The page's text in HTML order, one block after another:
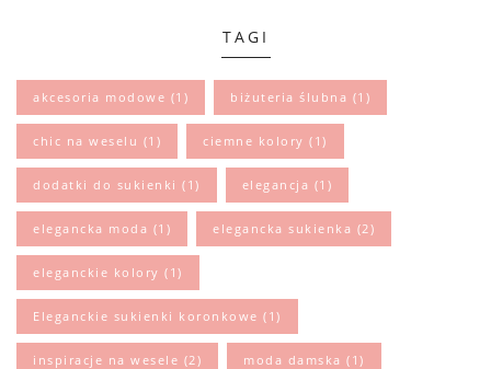
TAGI
akcesoria modowe (1) biżuteria ślubna (1)
chic na weselu (1) ciemne kolory (1)
dodatki do sukienki (1) elegancja (1)
elegancka moda (1) elegancka sukienka (2)
eleganckie kolory (1)
Eleganckie sukienki koronkowe (1)
inspiracje na wesele (2) moda damska (1)